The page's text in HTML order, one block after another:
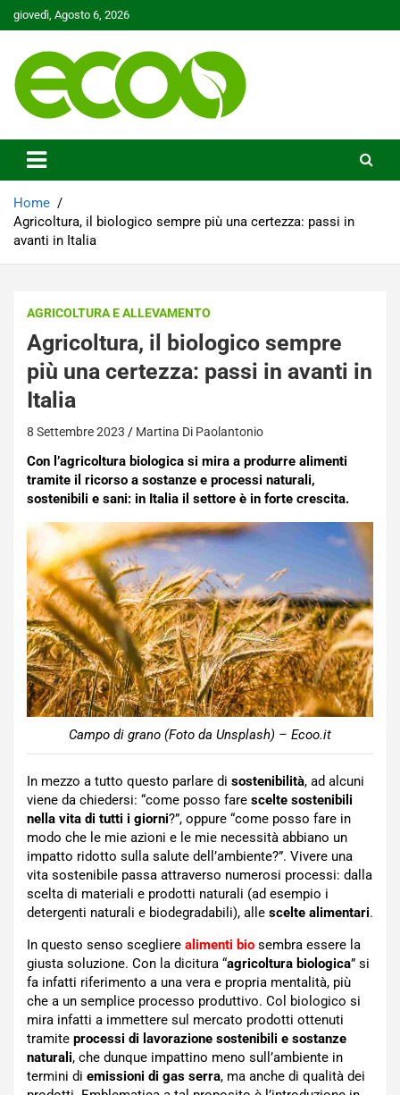
Skip
to
giovedì, Agosto 6, 2026
Ecoo.it
Home
Agricoltura, il biologico sempre più una certezza: passi in
avanti in Italia
AGRICOLTURA E ALLEVAMENTO
Agricoltura, il biologico sempre
più una certezza: passi in avanti in
Italia
8 Settembre 2023 Martina Di Paolantonio
Con l’agricoltura biologica si mira a produrre alimenti
tramite il ricorso a sostanze e processi naturali,
sostenibili e sani: in Italia il settore è in forte crescita.
Campo di grano (Foto da Unsplash) – Ecoo.it
In mezzo a tutto questo parlare di sostenibilità, ad alcuni
viene da chiedersi: “come posso fare scelte sostenibili
nella vita di tutti i giorni?”, oppure “come posso fare in
modo che le mie azioni e le mie necessità abbiano un
impatto ridotto sulla salute dell’ambiente?”. Vivere una
vita sostenibile passa attraverso numerosi processi: dalla
scelta di materiali e prodotti naturali (ad esempio i
detergenti naturali e biodegradabili), alle scelte alimentari.
In questo senso scegliere alimenti bio sembra essere la
giusta soluzione. Con la dicitura “agricoltura biologica” si
fa infatti riferimento a una vera e propria mentalità, più
che a un semplice processo produttivo. Col biologico si
mira infatti a immettere sul mercato prodotti ottenuti
tramite processi di lavorazione sostenibili e sostanze
naturali, che dunque impattino meno sull’ambiente in
termini di emissioni di gas serra, ma anche di qualità dei